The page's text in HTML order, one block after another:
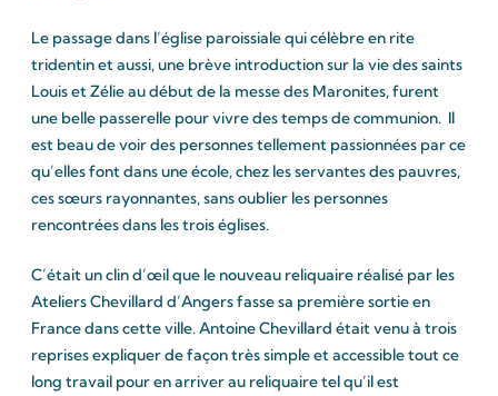
Le passage dans l’église paroissiale qui célèbre en rite
tridentin et aussi, une brève introduction sur la vie des saints
Louis et Zélie au début de la messe des Maronites, furent
une belle passerelle pour vivre des temps de communion. Il
est beau de voir des personnes tellement passionnées par ce
qu’elles font dans une école, chez les servantes des pauvres,
ces sœurs rayonnantes, sans oublier les personnes
rencontrées dans les trois églises.
C’était un clin d’œil que le nouveau reliquaire réalisé par les
Ateliers Chevillard d’Angers fasse sa première sortie en
France dans cette ville. Antoine Chevillard était venu à trois
reprises expliquer de façon très simple et accessible tout ce
long travail pour en arriver au reliquaire tel qu’il est